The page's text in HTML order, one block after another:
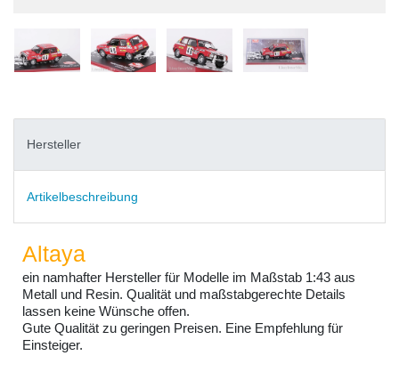
Hersteller
Artikelbeschreibung
Altaya
ein namhafter Hersteller für Modelle im Maßstab 1:43 aus
Metall und Resin. Qualität und maßstabgerechte Details
lassen keine Wünsche offen.
Gute Qualität zu geringen Preisen. Eine Empfehlung für
Einsteiger.